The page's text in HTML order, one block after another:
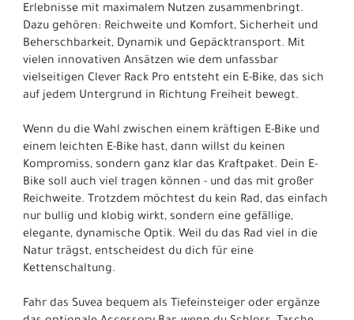
Erlebnisse mit maximalem Nutzen zusammenbringt.
Dazu gehören: Reichweite und Komfort, Sicherheit und
Beherschbarkeit, Dynamik und Gepäcktransport. Mit
vielen innovativen Ansätzen wie dem unfassbar
vielseitigen Clever Rack Pro entsteht ein E-Bike, das sich
auf jedem Untergrund in Richtung Freiheit bewegt.
Wenn du die Wahl zwischen einem kräftigen E-Bike und
einem leichten E-Bike hast, dann willst du keinen
Kompromiss, sondern ganz klar das Kraftpaket. Dein E-
Bike soll auch viel tragen können - und das mit großer
Reichweite. Trotzdem möchtest du kein Rad, das einfach
nur bullig und klobig wirkt, sondern eine gefällige,
elegante, dynamische Optik. Weil du das Rad viel in die
Natur trägst, entscheidest du dich für eine
Kettenschaltung.
Fahr das Suvea bequem als Tiefeinsteiger oder ergänze